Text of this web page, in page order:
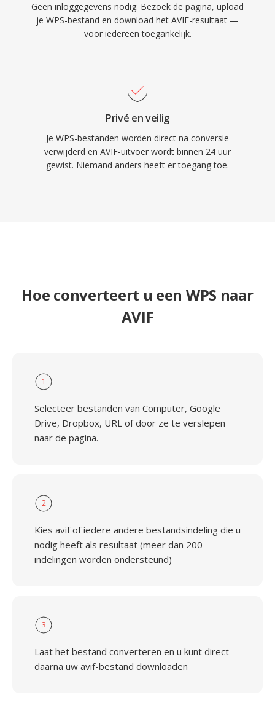
Geen inloggegevens nodig. Bezoek de pagina, upload
je WPS-bestand en download het AVIF-resultaat —
voor iedereen toegankelijk.
Privé en veilig
Je WPS-bestanden worden direct na conversie
verwijderd en AVIF-uitvoer wordt binnen 24 uur
gewist. Niemand anders heeft er toegang toe.
Hoe converteert u een WPS naar
AVIF
1
Selecteer bestanden van Computer, Google
Drive, Dropbox, URL of door ze te verslepen
naar de pagina.
2
Kies avif of iedere andere bestandsindeling die u
nodig heeft als resultaat (meer dan 200
indelingen worden ondersteund)
3
Laat het bestand converteren en u kunt direct
daarna uw avif-bestand downloaden